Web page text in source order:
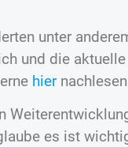
unter
und die
hier
es ist